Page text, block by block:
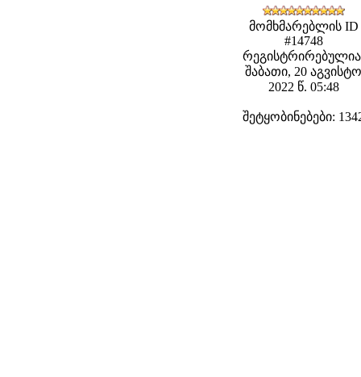
მომხმარებლის ID
#14748
შაბათი, 20 აგვისტო
2022 წ. 05:48
შეტყობინებები: